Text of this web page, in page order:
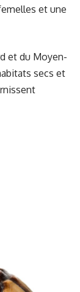
et une
et du Moyen-
secs et